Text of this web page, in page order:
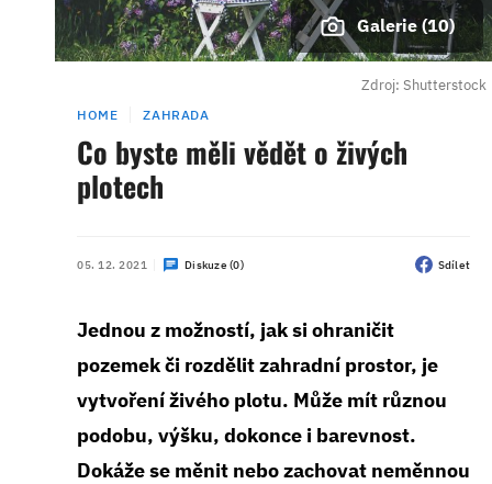
Galerie (10)
Zdroj: Shutterstock
HOME ZAHRADA
Co byste měli vědět o živých
plotech
05. 12. 2021 Diskuze (0) Sdílet
Jednou z možností, jak si ohraničit
pozemek či rozdělit zahradní prostor, je
vytvoření živého plotu. Může mít různou
podobu, výšku, dokonce i barevnost.
Dokáže se měnit nebo zachovat neměnnou